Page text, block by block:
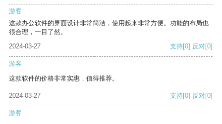
游客
这款办公软件的界面设计非常简洁，使用起来非常方便。功能的布局也
很合理，一目了然。
2024-03-27
支持[0] 反对[0]
游客
这款软件的价格非常实惠，值得推荐。
2024-03-27 支持[0] 反对[0]
游客